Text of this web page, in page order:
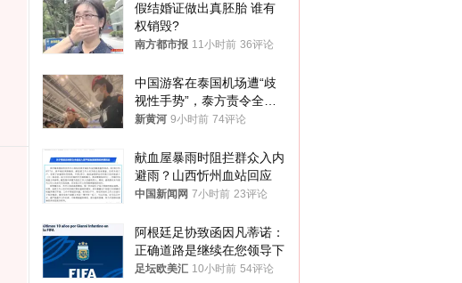
假结婚证做出真胚胎 谁有
权销毁?
南方都市报 11小时前 36评论
中国游客在泰国机场遭“歧
视性手势”，泰方责令全面
调查，对责任人采取最严厉
新黄河 9小时前 74评论
献血屋暴雨时阻拦群众入内
避雨？山西忻州血站回应
中国新闻网 7小时前 23评论
阿根廷足协致函因凡蒂诺：
正确道路是继续在您领导下
足坛欧美汇 10小时前 54评论